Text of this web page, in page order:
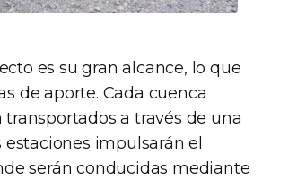
es su gran alcance, lo que
de aporte. Cada cuenca
a través de una
impulsarán el
serán conducidas mediante